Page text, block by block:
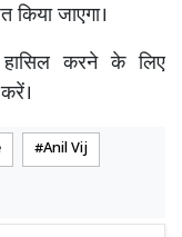
जाएगा।
करने के लिए
Anil Vij